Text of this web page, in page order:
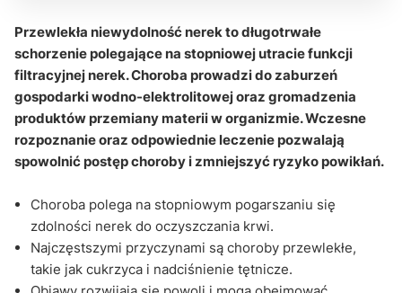
Sekcja pytań i odpowiedzi
Przewlekła niewydolność nerek to długotrwałe
schorzenie polegające na stopniowej utracie funkcji
filtracyjnej nerek. Choroba prowadzi do zaburzeń
gospodarki wodno-elektrolitowej oraz gromadzenia
produktów przemiany materii w organizmie. Wczesne
rozpoznanie oraz odpowiednie leczenie pozwalają
spowolnić postęp choroby i zmniejszyć ryzyko powikłań.
Choroba polega na stopniowym pogarszaniu się
zdolności nerek do oczyszczania krwi.
Najczęstszymi przyczynami są choroby przewlekłe,
takie jak cukrzyca i nadciśnienie tętnicze.